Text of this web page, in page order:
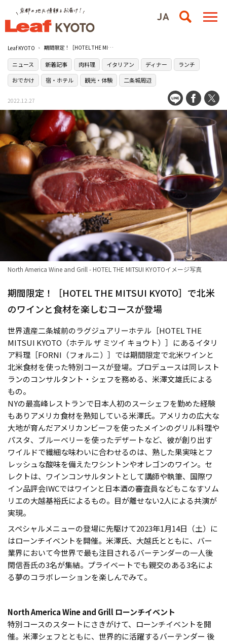
Leaf KYOTO 期間限定！［HOTEL THE MITSUI KYOTO］で北米のワインと食材を楽しむコースが登場
ニュース 新着記事 肉料理 イタリアン ディナー
ランチ
おでかけ
宿・ホテル 観光・体験 二条城周辺
2022.12.27
North America Wine and Grill - HOTEL THE MITSUI KYOTOイメージ写真
期間限定！［HOTEL THE MITSUI KYOTO］で北米
のワインと食材を楽しむコースが登場
世界遺産二条城前のラグジュアリーホテル［HOTEL THE
MITSUI KYOTO（ホテル ザ ミツイ キョウト）］にあるイタリ
ア料理［FORNI（フォルニ）］では期間限定で北米ワインと
北米食材を使った特別コースが登場。プロデュースは同レスト
ランのコンサルタント・シェフを務める、米澤文雄氏による
もの。
NYの最高峰レストランで日本人初のスーシェフを勤めた経験
もありアメリカ食材を熟知している米澤氏。アメリカの広大な
大地が育んだアメリカンビーフを使ったメインのグリル料理や
パスタ、ブルーベリーを使ったデザートなど、彼が創り出す
ワイルドで繊細な味わいに合わせるのは、熟した果実味とフ
レッシュな酸味を備えたワシントンやオレゴンのワイン。セ
レクトは、ワインコンサルタントとして講師や執筆、国際ワ
イン品評会IWCではワインと日本酒の審査員などもこなすソム
リエの大越基裕氏によるもの。目が離せない2人による共演が
実現。
スペシャルメニューの登場に先駆けて2023年1月14日（土）に
はローンチイベントを開催。米澤氏、大越氏とともに、バー
業界において今世界で最も注目されるバーテンダーの一人後
閑信吾氏の3名が集結。プライベートでも親交のある3名によ
る夢のコラボレーションを楽しんでみて。
North America Wine and Grill ローンチイベント
特別コースのスタートにさきがけて、ローンチイベントを開
催。米澤シェフとともに、世界的に活躍するバーテンダー 後